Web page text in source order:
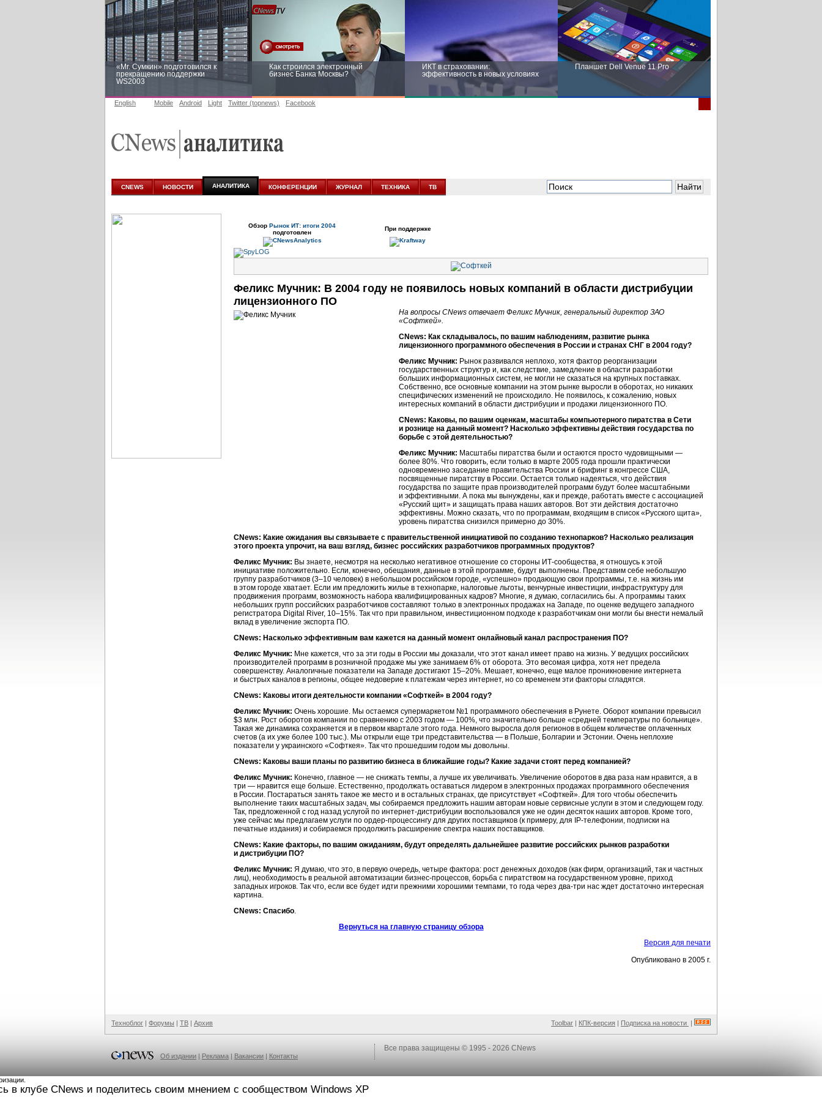
«Mr. Сумкин» подготовился к
прекращению поддержки
WS2003
Как строился электронный
бизнес Банка Москвы?
ИКТ в страховании:
эффективность в новых условиях
Планшет Dell Venue 11 Pro
аналитике
новых условиях
English Mobile Android Light Twitter (topnews) Facebook
CNEWS НОВОСТИ АНАЛИТИКА КОНФЕРЕНЦИИ ЖУРНАЛ ТЕХНИКА ТВ
Обзор Рынок ИТ: итоги 2004
подготовлен
При поддержке
Феликс Мучник: В 2004 году не появилось новых компаний в области дистрибуции
лицензионного ПО
На вопросы CNews отвечает Феликс Мучник, генеральный директор ЗАО
«Софткей».
CNews: Как складывалось, по вашим наблюдениям, развитие рынка
лицензионного программного обеспечения в России и странах СНГ в 2004 году?
Феликс Мучник: Рынок развивался неплохо, хотя фактор реорганизации
государственных структур и, как следствие, замедление в области разработки
больших информационных систем, не могли не сказаться на крупных поставках.
Собственно, все основные компании на этом рынке выросли в оборотах, но никаких
специфических изменений не происходило. Не появилось, к сожалению, новых
интересных компаний в области дистрибуции и продажи лицензионного ПО.
CNews: Каковы, по вашим оценкам, масштабы компьютерного пиратства в Сети
и рознице на данный момент? Насколько эффективны действия государства по
борьбе с этой деятельностью?
Феликс Мучник: Масштабы пиратства были и остаются просто чудовищными —
более 80%. Что говорить, если только в марте 2005 года прошли практически
одновременно заседание правительства России и брифинг в конгрессе США,
посвященные пиратству в России. Остается только надеяться, что действия
государства по защите прав производителей программ будут более масштабными
и эффективными. А пока мы вынуждены, как и прежде, работать вместе с ассоциацией
«Русский щит» и защищать права наших авторов. Вот эти действия достаточно
эффективны. Можно сказать, что по программам, входящим в список «Русского щита»,
уровень пиратства снизился примерно до 30%.
CNews: Какие ожидания вы связываете с правительственной инициативой по созданию технопарков? Насколько реализация
этого проекта упрочит, на ваш взгляд, бизнес российских разработчиков программных продуктов?
Феликс Мучник: Вы знаете, несмотря на несколько негативное отношение со стороны ИТ-сообщества, я отношусь к этой
инициативе положительно. Если, конечно, обещания, данные в этой программе, будут выполнены. Представим себе небольшую
группу разработчиков (3–10 человек) в небольшом российском городе, «успешно» продающую свои программы, т.е. на жизнь им
в этом городе хватает. Если им предложить жилье в технопарке, налоговые льготы, венчурные инвестиции, инфраструктуру для
продвижения программ, возможность набора квалифицированных кадров? Многие, я думаю, согласились бы. А программы таких
небольших групп российских разработчиков составляют только в электронных продажах на Западе, по оценке ведущего западного
регистратора Digital River, 10–15%. Так что при правильном, инвестиционном подходе к разработчикам они могли бы внести немалый
вклад в увеличение экспорта ПО.
CNews: Насколько эффективным вам кажется на данный момент онлайновый канал распространения ПО?
Феликс Мучник: Мне кажется, что за эти годы в России мы доказали, что этот канал имеет право на жизнь. У ведущих российских
производителей программ в розничной продаже мы уже занимаем 6% от оборота. Это весомая цифра, хотя нет предела
совершенству. Аналогичные показатели на Западе достигают 15–20%. Мешает, конечно, еще малое проникновение интернета
и быстрых каналов в регионы, общее недоверие к платежам через интернет, но со временем эти факторы сгладятся.
CNews: Каковы итоги деятельности компании «Софткей» в 2004 году?
Феликс Мучник: Очень хорошие. Мы остаемся супермаркетом №1 программного обеспечения в Рунете. Оборот компании превысил
$3 млн. Рост оборотов компании по сравнению с 2003 годом — 100%, что значительно больше «средней температуры по больнице».
Такая же динамика сохраняется и в первом квартале этого года. Немного выросла доля регионов в общем количестве оплаченных
счетов (а их уже более 100 тыс.). Мы открыли еще три представительства — в Польше, Болгарии и Эстонии. Очень неплохие
показатели у украинского «Софткея». Так что прошедшим годом мы довольны.
CNews: Каковы ваши планы по развитию бизнеса в ближайшие годы? Какие задачи стоят перед компанией?
Феликс Мучник: Конечно, главное — не снижать темпы, а лучше их увеличивать. Увеличение оборотов в два раза нам нравится, а в
три — нравится еще больше. Естественно, продолжать оставаться лидером в электронных продажах программного обеспечения
в России. Постараться занять такое же место и в остальных странах, где присутствует «Софткей». Для того чтобы обеспечить
выполнение таких масштабных задач, мы собираемся предложить нашим авторам новые сервисные услуги в этом и следующем году.
Так, предложенной с год назад услугой по интернет-дистрибуции воспользовался уже не один десяток наших авторов. Кроме того,
уже сейчас мы предлагаем услуги по ордер-процессингу для других поставщиков (к примеру, для IP-телефонии, подписки на
печатные издания) и собираемся продолжить расширение спектра наших поставщиков.
CNews: Какие факторы, по вашим ожиданиям, будут определять дальнейшее развитие российских рынков разработки
и дистрибуции ПО?
Феликс Мучник: Я думаю, что это, в первую очередь, четыре фактора: рост денежных доходов (как фирм, организаций, так и частных
лиц), необходимость в реальной автоматизации бизнес-процессов, борьба с пиратством на государственном уровне, приход
западных игроков. Так что, если все будет идти прежними хорошими темпами, то года через два-три нас ждет достаточно интересная
картина.
CNews: Спасибо.
Вернуться на главную страницу обзора
Версия для печати
Опубликовано в 2005 г.
Техноблог | Форумы | ТВ | Архив Toolbar | КПК-версия | Подписка на новости |
Об издании | Реклама | Вакансии | Контакты
Все права защищены © 1995 - 2026 CNews
в клубе CNews и поделитесь своим мнением с сообществом Windows XP